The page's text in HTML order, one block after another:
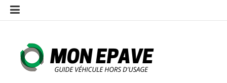
Aller